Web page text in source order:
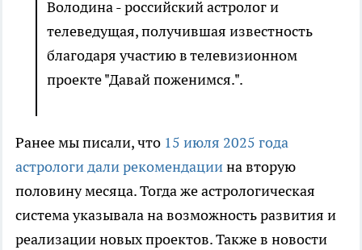
Володина - российский астролог и
телеведущая, получившая известность
благодаря участию в телевизионном
проекте "Давай поженимся.".
Ранее мы писали, что 15 июля 2025 года
астрологи дали рекомендациина вторую
половину месяца. Тогда же астрологическая
система указывала на возможность развития и
реализации новых проектов. Также в новости